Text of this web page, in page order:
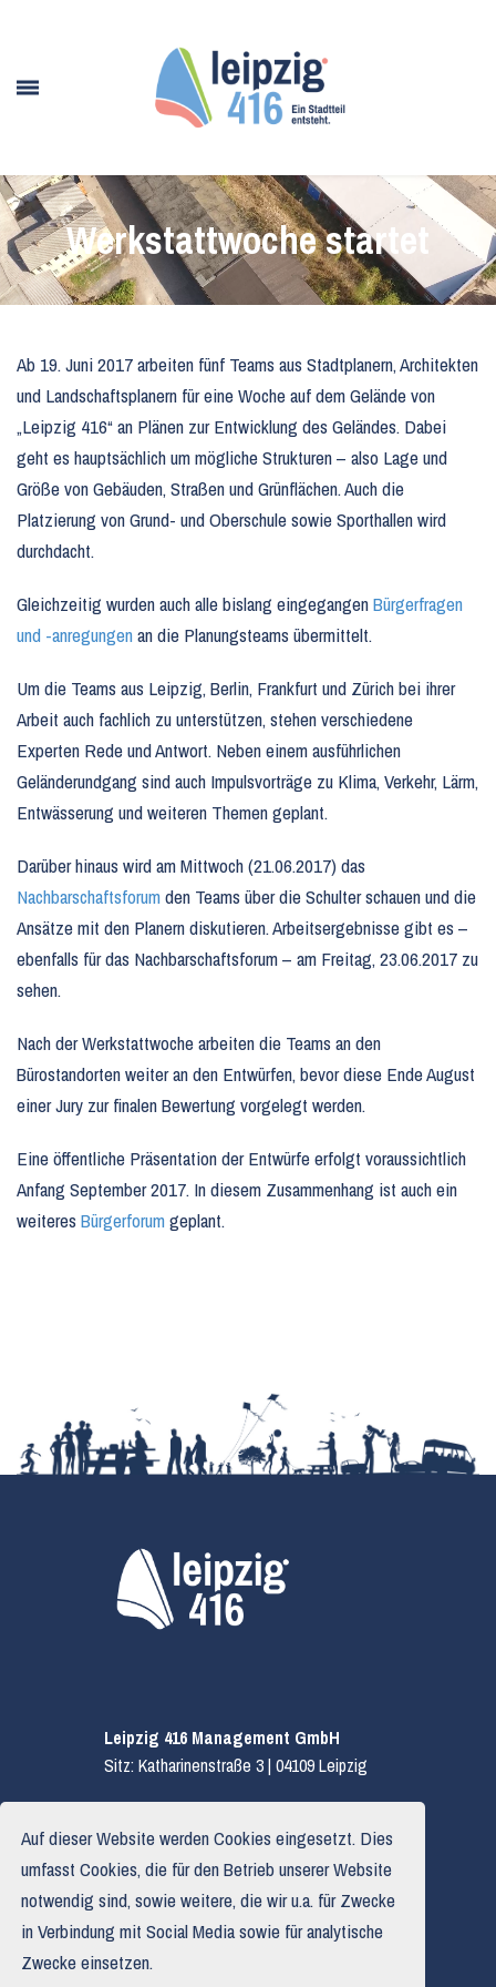
Werkstattwoche startet
Ab 19. Juni 2017 arbeiten fünf Teams aus Stadtplanern, Architekten
und Landschaftsplanern für eine Woche auf dem Gelände von
„Leipzig 416“ an Plänen zur Entwicklung des Geländes. Dabei
geht es hauptsächlich um mögliche Strukturen – also Lage und
Größe von Gebäuden, Straßen und Grünflächen. Auch die
Platzierung von Grund- und Oberschule sowie Sporthallen wird
durchdacht.
Gleichzeitig wurden auch alle bislang eingegangenBürgerfragen
und -anregungenan die Planungsteams übermittelt.
Um die Teams aus Leipzig, Berlin, Frankfurt und Zürich bei ihrer
Arbeit auch fachlich zu unterstützen, stehen verschiedene
Experten Rede und Antwort. Neben einem ausführlichen
Geländerundgang sind auch Impulsvorträge zu Klima, Verkehr, Lärm,
Entwässerung und weiteren Themen geplant.
Darüber hinaus wird am Mittwoch (21.06.2017) das
Nachbarschaftsforumden Teams über die Schulter schauen und die
Ansätze mit den Planern diskutieren. Arbeitsergebnisse gibt es –
ebenfalls für das Nachbarschaftsforum – am Freitag, 23.06.2017 zu
sehen.
Nach der Werkstattwoche arbeiten die Teams an den
Bürostandorten weiter an den Entwürfen, bevor diese Ende August
einer Jury zur finalen Bewertung vorgelegt werden.
Eine öffentliche Präsentation der Entwürfe erfolgt voraussichtlich
Anfang September 2017. In diesem Zusammenhang ist auch ein
weiteresBürgerforumgeplant.
Leipzig 416 Management GmbH
Sitz: Katharinenstraße 3 | 04109 Leipzig
T.
0341 319 590 03
Auf dieser Website werden Cookies eingesetzt. Dies
umfasst Cookies, die für den Betrieb unserer Website
notwendig sind, sowie weitere, die wir u.a. für Zwecke
in Verbindung mit Social Media sowie für analytische
Zwecke einsetzen.